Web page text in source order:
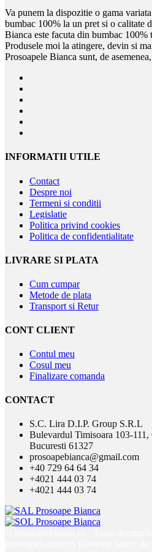
Va punem la dispozitie o gama
bumbac 100% la un pret si o calitate
Bianca este facuta din bumbac 100%
Produsele moi la atingere, devin si
Prosoapele Bianca sunt, de
INFORMATII UTILE
Contact
Despre noi
Termeni si conditii
Legislatie
Politica privind cookies
Politica de confidentialitate
LIVRARE SI PLATA
Cum cumpar
Metode de plata
Transport si Retur
CONT CLIENT
Contul meu
Cosul meu
Finalizare comanda
CONTACT
S.C. Lira D.I.P. Group S.R.L
Bulevardul Timisoara 103-
Bucuresti 61327
prosoapebianca@gmail.com
+40 729 64 64 34
+4021 444 03 74
+4021 444 03 74